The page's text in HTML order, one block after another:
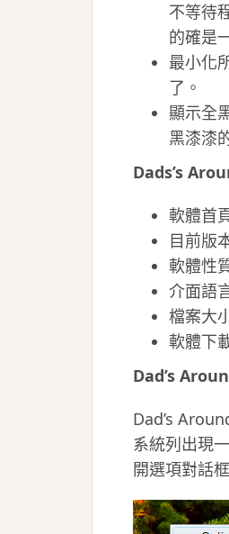
不等待
的確是
最小化
了。
顯示全
黑漆漆
Dads’s
軟體首
目前版
軟體性
介面語
檔案大
軟體下
Dad’s
Dad’s
系統列出現
開選項對話